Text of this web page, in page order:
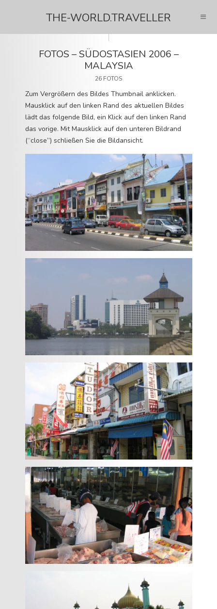
THE-WORLD.TRAVELLER
FOTOS – SÜDOSTASIEN 2006 –
MALAYSIA
26 FOTOS
Zum Vergrößern des Bildes Thumbnail anklicken.
Mausklick auf den linken Rand des aktuellen Bildes
lädt das folgende Bild, ein Klick auf den linken Rand
das vorige. Mit Mausklick auf den unteren Bildrand
(“close”) schließen Sie die Bildansicht.